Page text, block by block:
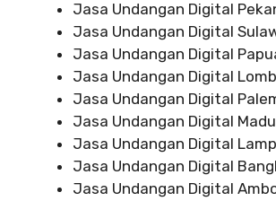
Jasa Undangan Digital
Jasa Undangan Digital
Jasa Undangan Digital
Jasa Undangan Digital
Jasa Undangan Digital
Jasa Undangan Digital
Jasa Undangan Digital
Jasa Undangan Digital
Jasa Undangan Digital